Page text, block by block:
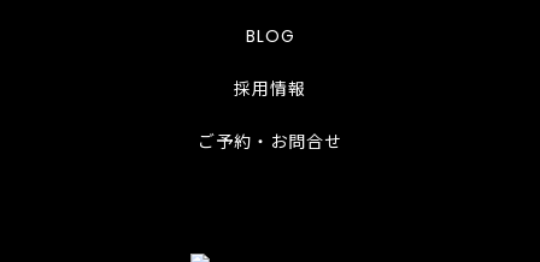
BLOG
採用情報
ご予約・お問合せ